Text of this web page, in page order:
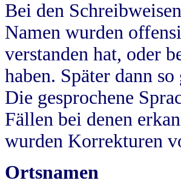
Bei den
Namen wurden
verstanden hat, oder
haben. Später dann
Die gesprochene
Fällen bei denen
wurden Korrekturen
Ortsnamen